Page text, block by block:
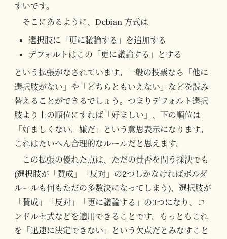
すいです。
そこにあるように、Debian 方式は
選択肢に「更に議論する」を追加する
デフォルトはこの「更に議論する」とする
という拡張がなされています。一般の投票なら「他に
選択肢がない」や「どちらともいえない」などを読み
替えることができるでしょう。つまりデフォルト選択
肢より上の順位にすれば「好ましい」、下の順位は
「好ましくない。嫌だ」という意思表示になります。
これはたいへん合理的なルールだと思えます。
この拡張の優れた点は、ただの賛否を問う採決でも
(選択肢が「賛成」「反対」の2つしかなければボルダ
ルールも何もただの多数決になってしまう)、選択肢が
「賛成」「反対」「更に議論する」の3つになり、コ
ンドルセ式などを適用できることです。もっともこれ
を「迅速に決定できない」という欠点だとみなすこと